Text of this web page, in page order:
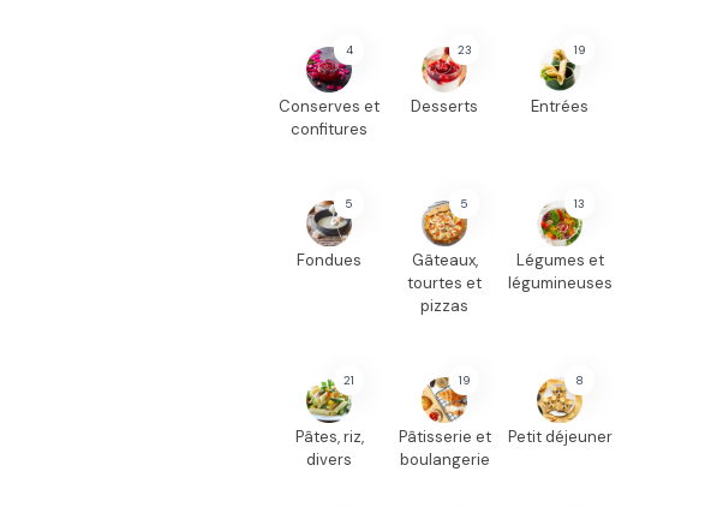
4
Conserves et
confitures
23
Desserts
19
Entrées
5
Fondues
5
Gâteaux,
tourtes et
pizzas
13
Légumes et
légumineuses
21
Pâtes, riz,
divers
19
Pâtisserie et
boulangerie
8
Petit déjeuner